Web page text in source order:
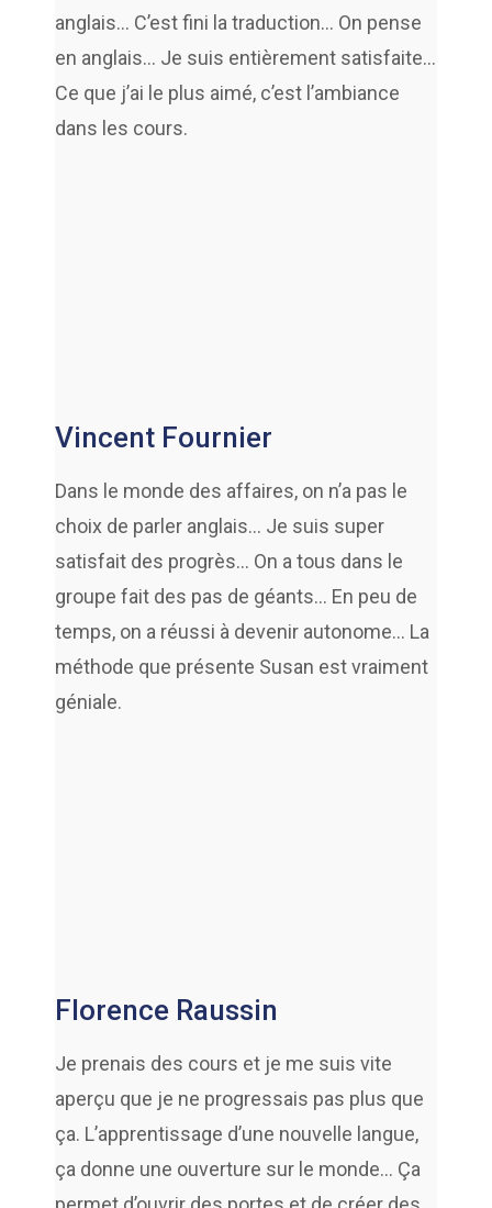
anglais… C’est fini la traduction… On pense
en anglais… Je suis entièrement satisfaite…
Ce que j’ai le plus aimé, c’est l’ambiance
dans les cours.
Vincent Fournier
Dans le monde des affaires, on n’a pas le
choix de parler anglais… Je suis super
satisfait des progrès… On a tous dans le
groupe fait des pas de géants… En peu de
temps, on a réussi à devenir autonome… La
méthode que présente Susan est vraiment
géniale.
Florence Raussin
Je prenais des cours et je me suis vite
aperçu que je ne progressais pas plus que
ça. L’apprentissage d’une nouvelle langue,
ça donne une ouverture sur le monde… Ça